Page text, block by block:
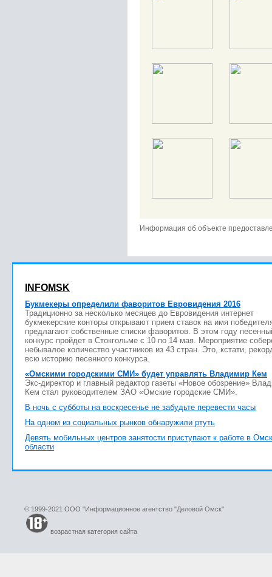
Информация об объекте
INFOMSK
Букмекеры определили фаворитов Евровидения 2016
Традиционно за несколько месяцев до Евровидения интернет
букмекерские конторы открывают прием ставок на имя
предлагают собственные списки фаворитов. В этом году
конкурс пройдет в Стокгольме с 10 по 14 мая. Мероприятие
небывалое количество участников из 43 стран. Это, кстати,
всю историю песенного конкурса.
«Омскими городскими СМИ» будет управлять Владимир Кем
Экс-директор и главный редактор газеты «Новое обозрение»
Кем стал руководителем ЗАО «Омские городские СМИ».
В ночь с субботы на воскресенье не забудьте перевести часы
На одном из социальных рынков обнаружили ртуть
Девять мобильных центров занятости приступают к работе в
области
© 1999-2021 ООО "Информационное агентство "Деловой Омск"
возрастная категория сайта